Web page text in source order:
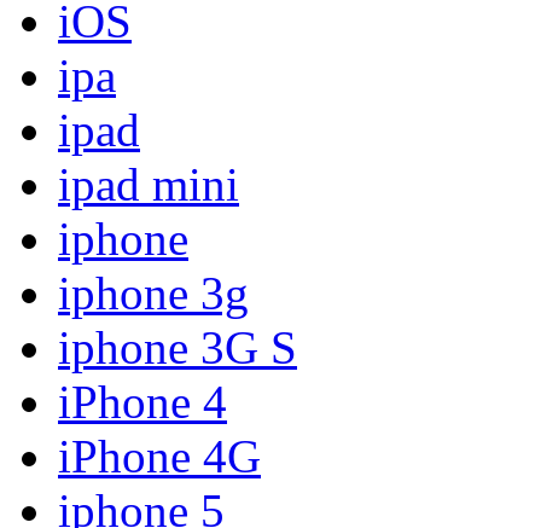
iOS
ipa
ipad
ipad mini
iphone
iphone 3g
iphone 3G S
iPhone 4
iPhone 4G
iphone 5